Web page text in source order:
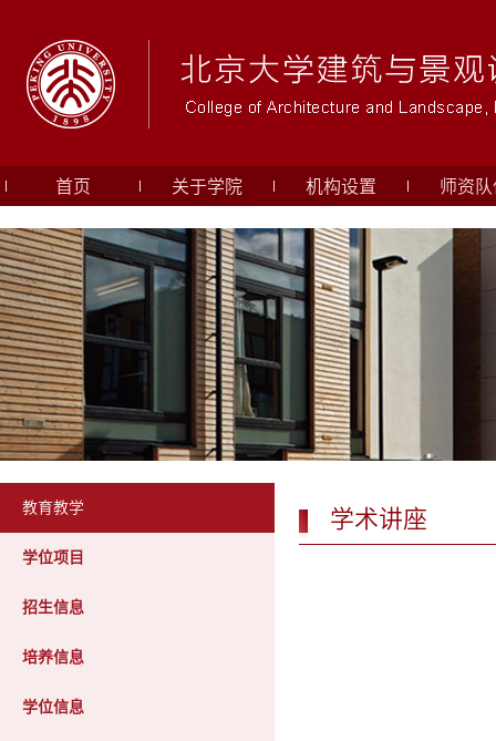
首页 关于学院 机构设置 师资队
教育教学
学位项目
招生信息
培养信息
学位信息
学术讲座